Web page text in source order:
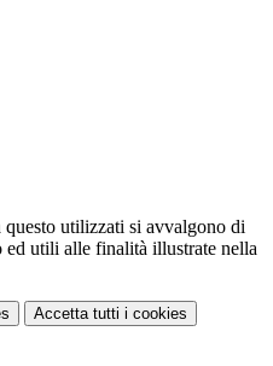
utilizzati si avvalgono di
ed utili alle finalità illustrate nella
Accetta tutti i cookies